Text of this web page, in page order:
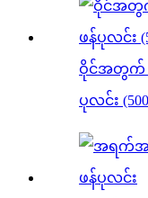
ဝိုင်အတွက်
ပုလင်း